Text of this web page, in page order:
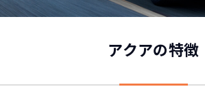
アクアの特徴